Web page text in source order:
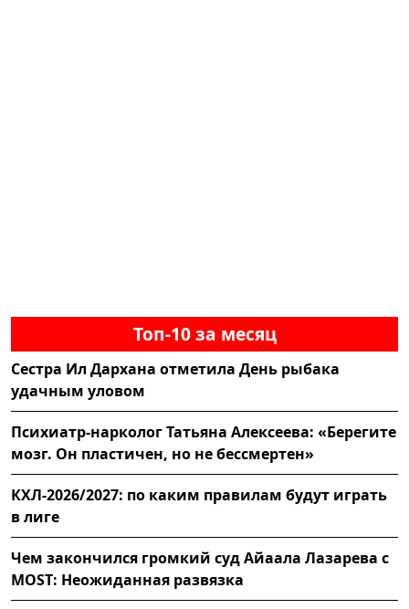
Топ-10 за месяц
Сестра Ил Дархана отметила День рыбака
удачным уловом
Психиатр-нарколог Татьяна Алексеева: «Берегите
мозг. Он пластичен, но не бессмертен»
КХЛ-2026/2027: по каким правилам будут играть
в лиге
Чем закончился громкий суд Айаала Лазарева с
MOST: Неожиданная развязка